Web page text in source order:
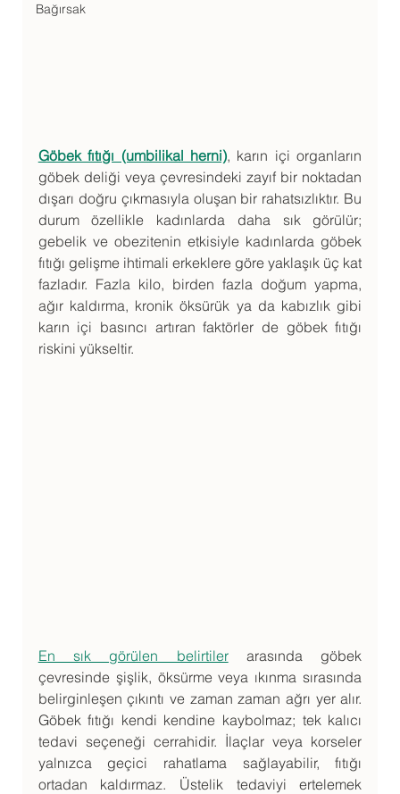
Bağırsak
Göbek fıtığı (umbilikal herni), karın içi organların
göbek deliği veya çevresindeki zayıf bir noktadan
dışarı doğru çıkmasıyla oluşan bir rahatsızlıktır. Bu
durum özellikle kadınlarda daha sık görülür;
gebelik ve obezitenin etkisiyle kadınlarda göbek
fıtığı gelişme ihtimali erkeklere göre yaklaşık üç kat
fazladır. Fazla kilo, birden fazla doğum yapma,
ağır kaldırma, kronik öksürük ya da kabızlık gibi
karın içi basıncı artıran faktörler de göbek fıtığı
riskini yükseltir.
En sık görülen belirtiler arasında göbek
çevresinde şişlik, öksürme veya ıkınma sırasında
belirginleşen çıkıntı ve zaman zaman ağrı yer alır.
Göbek fıtığı kendi kendine kaybolmaz; tek kalıcı
tedavi seçeneği cerrahidir. İlaçlar veya korseler
yalnızca geçici rahatlama sağlayabilir, fıtığı
ortadan kaldırmaz. Üstelik tedaviyi ertelemek